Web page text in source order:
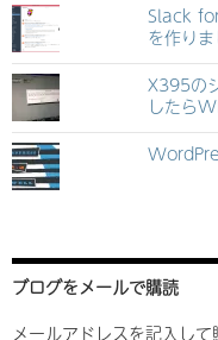
Slack
を作りま
X395の
したら
ブログをメールで購読
メールアドレスを記入し